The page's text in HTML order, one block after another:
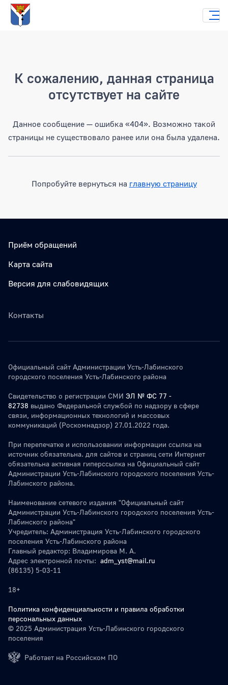
К сожалению, данная страница
отсутствует на сайте
Данное сообщение — ошибка «404». Возможно такой
страницы не существовало ранее или она была удалена.
Попробуйте вернуться на главную страницу
Приём обращений
Карта сайта
Версия для слабовидящих
Контакты
Официальный сайт Администрации Усть-Лабинского
городского поселения Усть-Лабинского района
Свидетельство о регистрации СМИ ЭЛ № ФС 77 -
82738 выдано Федеральной службой по надзору в сфере
связи, информационных технологий и массовых
коммуникаций (Роскомнадзор) 27.01.2022 года.
При перепечатке и использовании информации ссылка на
источник обязательна. для сайтов и страниц сети Интернет
обязательна активная гиперссылка на Официальный сайт
Администрации Усть-Лабинского городского поселения Усть-
Лабинского района.
Наименование сетевого издания "Официальный сайт
Администрации Усть-Лабинского городского поселения Усть-
Лабинского района"
Учредитель: Администрация Усть-Лабинского городского
поселения Усть-Лабинского района
Главный редактор: Владимирова М. А.
Адрес электронной почты: adm_yst@mail.ru
(86135) 5-03-11
18+
Политика конфиденциальности и правила обработки
персональных данных
© 2025 Администрация Усть-Лабинского городского
поселения
Работает на Российском ПО